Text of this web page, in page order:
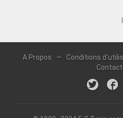
A Propos — Conditions